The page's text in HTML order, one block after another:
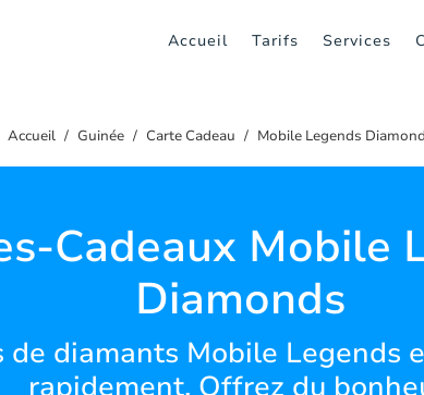
Accueil Tarifs Services
Accueil Guinée Carte Cadeau Mobile Legends
Cadeaux Mobile
Diamonds
de diamants Mobile Legends
rapidement. Offrez du